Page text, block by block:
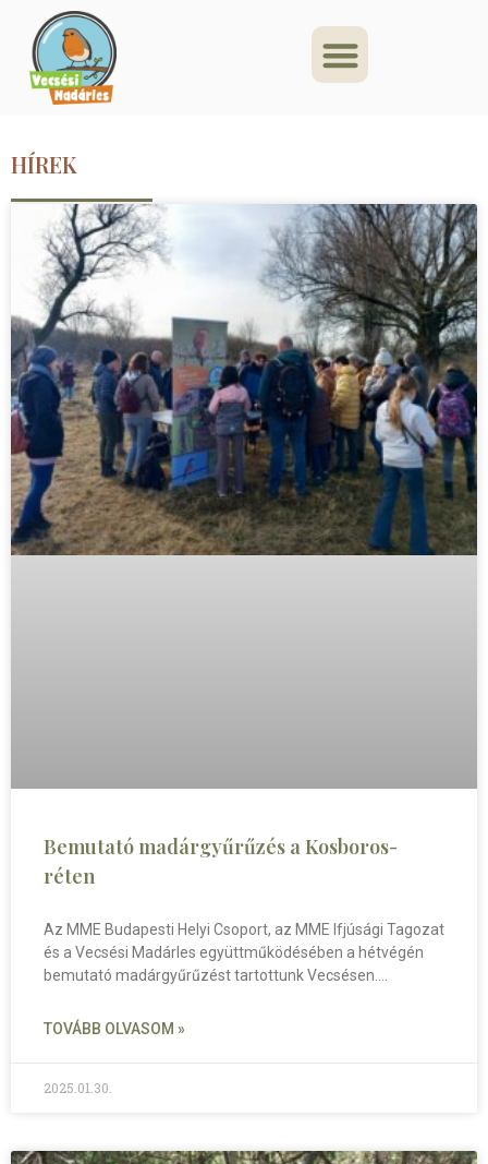
HÍREK
Bemutató madárgyűrűzés a Kosboros-
réten
Az MME Budapesti Helyi Csoport, az MME Ifjúsági Tagozat
és a Vecsési Madárles együttműködésében a hétvégén
bemutató madárgyűrűzést tartottunk Vecsésen.
TOVÁBB OLVASOM »
2025.01.30.